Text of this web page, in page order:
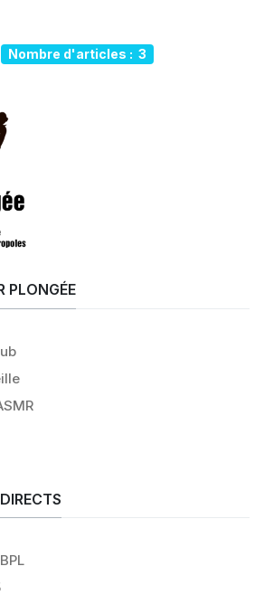
Nombre d'articles : 3
PLONGÉE